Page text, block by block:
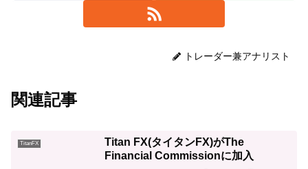
トレーダー兼アナリスト
関連記事
TitanFX
Titan FX(タイタンFX)がThe
Financial Commissionに加入